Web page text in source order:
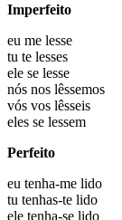
Imperfeito
eu me lesse
tu te lesses
ele se lesse
nós nos lêssemos
vós vos lêsseis
eles se lessem
Perfeito
eu tenha-me lido
tu tenhas-te lido
ele tenha-se lido